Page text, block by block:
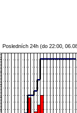
Posledních 24h (do 22:00,